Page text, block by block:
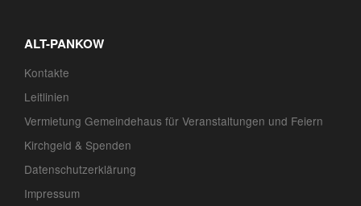
ALT-PANKOW
Kontakte
Leitlinien
Vermietung Gemeindehaus für Veranstaltungen und Feiern
Kirchgeld & Spenden
Datenschutzerklärung
Impressum